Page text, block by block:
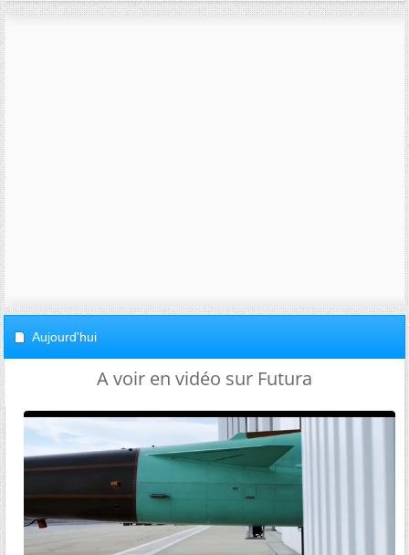
Aujourd'hui
A voir en vidéo sur Futura